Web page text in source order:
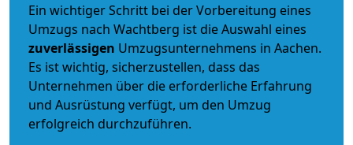
Ein wichtiger Schritt bei der Vorbereitung eines
Umzugs nach Wachtberg ist die Auswahl eines
zuverlässigen Umzugsunternehmens in Aachen.
Es ist wichtig, sicherzustellen, dass das
Unternehmen über die erforderliche Erfahrung
und Ausrüstung verfügt, um den Umzug
erfolgreich durchzuführen.